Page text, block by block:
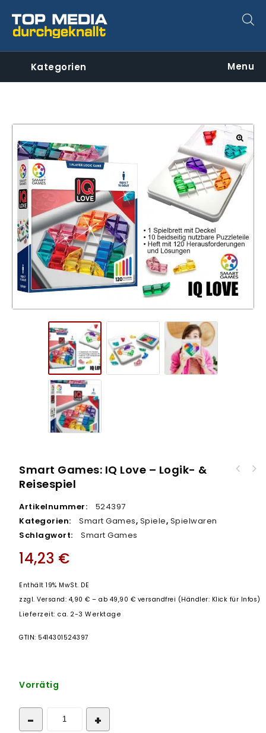
Kategorien Menu
🔍
Smart Games: IQ Love – Logik- &
Reisespiel
Artikelnummer:
524397
Kategorien:
Smart Games, Spiele, Spielwaren
Schlagwort:
Smart Games
14,23 €
Enthält 19% MwSt. DE
zzgl.Versand: 4,90 € – ab 49,90 € versandfrei (Händler: Klick für Infos)
Lieferzeit: ca. 2-3 Werktage
GTIN: 5414301524397
Vorrätig